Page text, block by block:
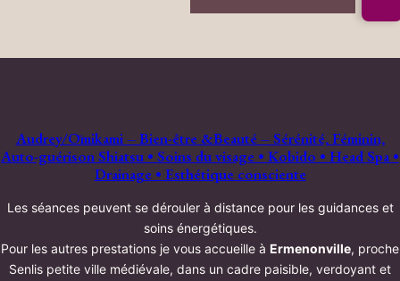
Audrey/Ōmikami – Bien-être &Beauté – Sérénité, Féminin,
Auto-guérison Shiatsu • Soins du visage • Kobido • Head Spa •
Drainage • Esthétique consciente
Les séances peuvent se dérouler à distance pour les guidances et
soins énergétiques.
Pour les autres prestations je vous accueille à Ermenonville, proche
Senlis petite ville médiévale, dans un cadre paisible, verdoyant et